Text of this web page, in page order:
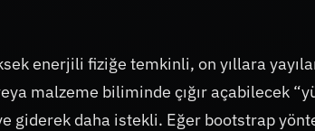
enerjili fiziğe temkinli, on yıllara
malzeme biliminde çığır açabilecek
giderek daha istekli. Eğer bootstrap